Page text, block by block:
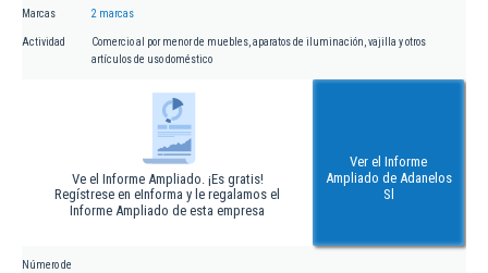
Marcas 2 marcas
Actividad
Comercio al por menor de muebles, aparatos de iluminación, vajilla y otros
artículos de uso doméstico
Ve el Informe Ampliado. ¡Es gratis!
Regístrese en eInforma y le regalamos el
Informe Ampliado de esta empresa
Ver el Informe
Ampliado de Adanelos
Sl
Número de